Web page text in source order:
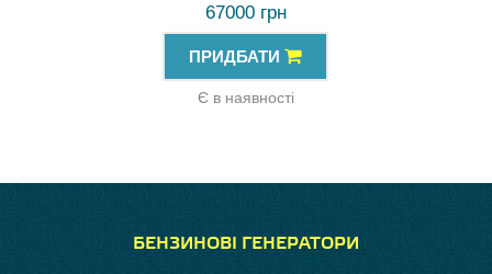
67000 грн
ПРИДБАТИ
Є в наявності
БЕНЗИНОВІ ГЕНЕРАТОРИ